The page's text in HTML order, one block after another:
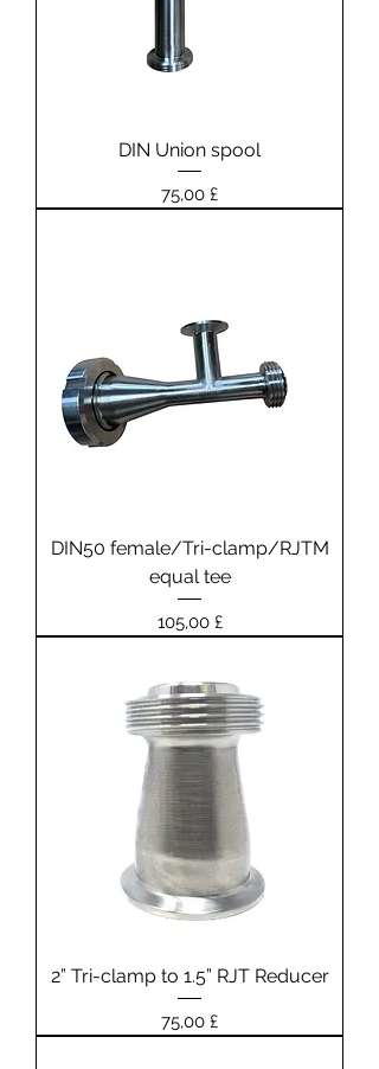
DIN Union spool
Prezzo
75,00 £
DIN50 female/Tri-clamp/RJTM
equal tee
Prezzo
105,00 £
2” Tri-clamp to 1.5” RJT Reducer
Prezzo
75,00 £